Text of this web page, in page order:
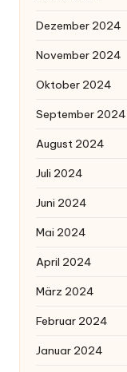
Dezember 2024
November 2024
Oktober 2024
September 2024
August 2024
Juli 2024
Juni 2024
Mai 2024
April 2024
März 2024
Februar 2024
Januar 2024